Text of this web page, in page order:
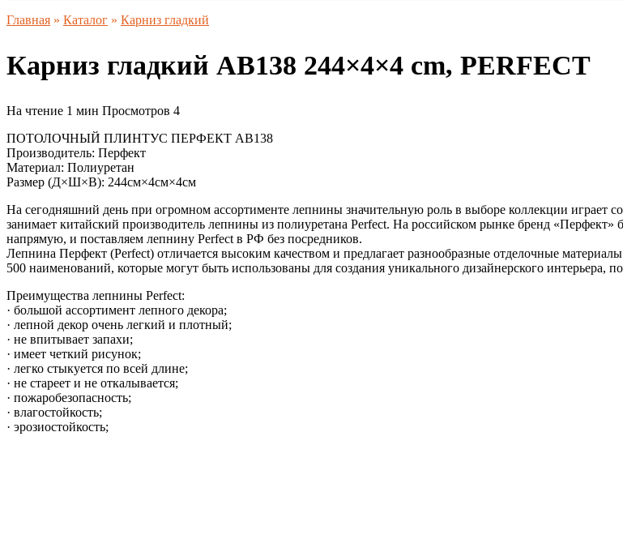
Главная » Каталог » Карниз гладкий
Карниз гладкий AB138 244×4×4 cm, PERFECT
На чтение 1 мин Просмотров 4
ПОТОЛОЧНЫЙ ПЛИНТУС ПЕРФЕКТ AB138
Производитель: Перфект
Материал: Полиуретан
Размер (Д×Ш×В): 244см×4см×4см
На сегодняшний день при огромном ассортименте лепнины значительную роль в выборе коллекции
занимает китайский производитель лепнины из полиуретана Perfect. На российском рынке бренд
напрямую, и поставляем лепнину Perfect в РФ без посредников.
Лепнина Перфект (Perfect) отличается высоким качеством и предлагает разнообразные отделочные
500 наименований, которые могут быть использованы для создания уникального дизайнерского
Преимущества лепнины Perfect:
· большой ассортимент лепного декора;
· лепной декор очень легкий и плотный;
· не впитывает запахи;
· имеет четкий рисунок;
· легко стыкуется по всей длине;
· не стареет и не откалывается;
· пожаробезопасность;
· влагостойкость;
· эрозиостойкость;